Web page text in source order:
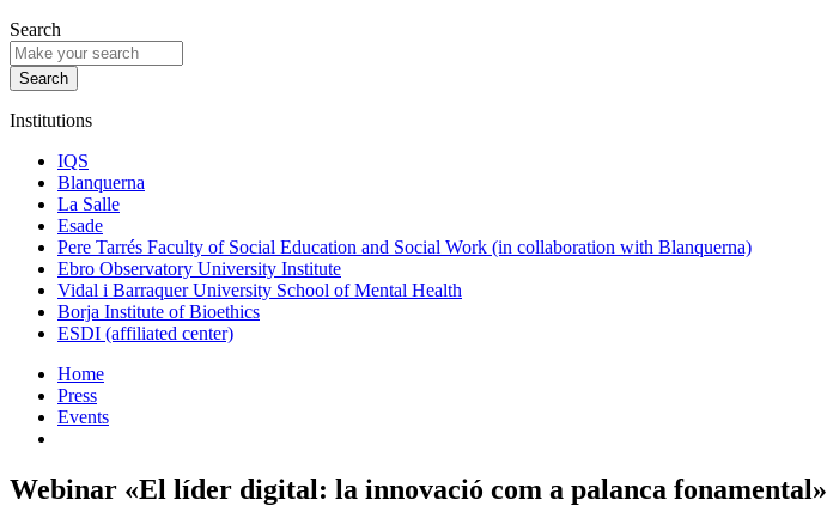
Search
Institutions
IQS
Blanquerna
La Salle
Esade
Pere Tarrés Faculty of Social Education and Social Work (in collaboration with Blanquerna)
Ebro Observatory University Institute
Vidal i Barraquer University School of Mental Health
Borja Institute of Bioethics
ESDI (affiliated center)
Home
Press
Events
Webinar «El líder digital: la innovació com a palanca fonamental»